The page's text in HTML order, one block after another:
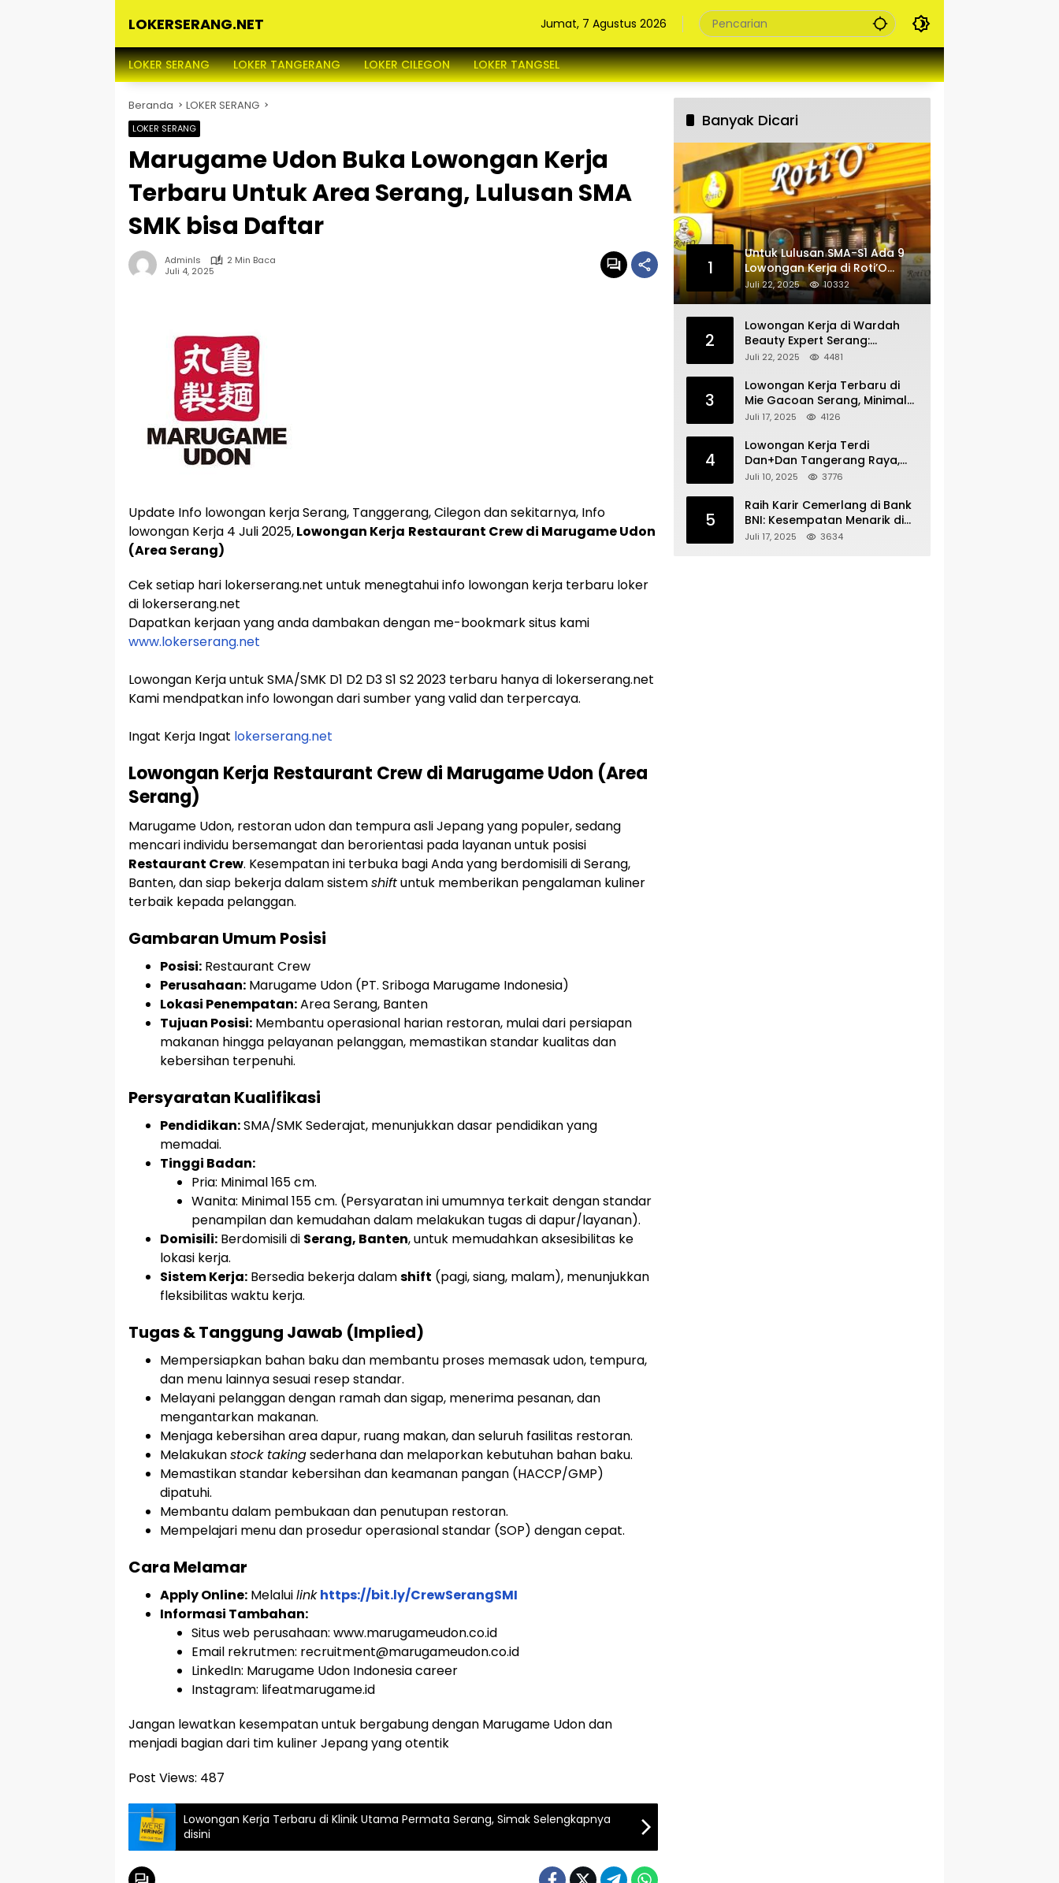
LOKERSERANG.NET
Lowongan
Kerja
dan
Sekitarnya
Jumat, 7 Agustus 2026
LOKER SERANG LOKER TANGERANG LOKER CILEGON LOKER TANGSEL
Beranda LOKER SERANG
LOKER SERANG
Marugame Udon Buka Lowongan Kerja
Terbaru Untuk Area Serang, Lulusan SMA
SMK bisa Daftar
Adminls
2 Min Baca
Juli 4, 2025
Update Info lowongan kerja Serang, Tanggerang, Cilegon dan sekitarnya, Info
lowongan Kerja 4 Juli 2025,Lowongan Kerja Restaurant Crew di Marugame Udon
(Area Serang)
Cek setiap hari lokerserang.net untuk menegtahui info lowongan kerja terbaru loker
di lokerserang.net
Dapatkan kerjaan yang anda dambakan dengan me-bookmark situs kami
www.lokerserang.net
Lowongan Kerja untuk SMA/SMK D1 D2 D3 S1 S2 2023 terbaru hanya di lokerserang.net
Kami mendpatkan info lowongan dari sumber yang valid dan terpercaya.
Ingat Kerja Ingat lokerserang.net
Lowongan Kerja Restaurant Crew di Marugame Udon (Area
Serang)
Marugame Udon, restoran udon dan tempura asli Jepang yang populer, sedang
mencari individu bersemangat dan berorientasi pada layanan untuk posisi
Restaurant Crew. Kesempatan ini terbuka bagi Anda yang berdomisili di Serang,
Banten, dan siap bekerja dalam sistemshiftuntuk memberikan pengalaman kuliner
terbaik kepada pelanggan.
Gambaran Umum Posisi
Posisi: Restaurant Crew
Perusahaan: Marugame Udon (PT. Sriboga Marugame Indonesia)
Lokasi Penempatan:Area Serang, Banten
Tujuan Posisi: Membantu operasional harian restoran, mulai dari persiapan
makanan hingga pelayanan pelanggan, memastikan standar kualitas dan
kebersihan terpenuhi.
Persyaratan Kualifikasi
Pendidikan:SMA/SMK Sederajat, menunjukkan dasar pendidikan yang
memadai.
Tinggi Badan:
Pria: Minimal 165 cm.
Wanita: Minimal 155 cm. (Persyaratan ini umumnya terkait dengan standar
penampilan dan kemudahan dalam melakukan tugas di dapur/layanan).
Domisili: Berdomisili di Serang, Banten, untuk memudahkan aksesibilitas ke
lokasi kerja.
Sistem Kerja: Bersedia bekerja dalamshift (pagi, siang, malam), menunjukkan
fleksibilitas waktu kerja.
Tugas & Tanggung Jawab (Implied)
Mempersiapkan bahan baku dan membantu proses memasak udon, tempura,
dan menu lainnya sesuai resep standar.
Melayani pelanggan dengan ramah dan sigap, menerima pesanan, dan
mengantarkan makanan.
Menjaga kebersihan area dapur, ruang makan, dan seluruh fasilitas restoran.
Melakukanstock takingsederhana dan melaporkan kebutuhan bahan baku.
Memastikan standar kebersihan dan keamanan pangan (HACCP/GMP)
dipatuhi.
Membantu dalam pembukaan dan penutupan restoran.
Mempelajari menu dan prosedur operasional standar (SOP) dengan cepat.
Cara Melamar
Apply Online: Melaluilink https://bit.ly/CrewSerangSMI
Informasi Tambahan:
Situs web perusahaan: www.marugameudon.co.id
Email rekrutmen: recruitment@marugameudon.co.id
LinkedIn: Marugame Udon Indonesia career
Instagram: lifeatmarugame.id
Jangan lewatkan kesempatan untuk bergabung dengan Marugame Udon dan
menjadi bagian dari tim kuliner Jepang yang otentik
Post Views: 487
Lowongan Kerja Terbaru di Klinik Utama Permata Serang, Simak Selengkapnya
disini
Banyak Dicari
1
Untuk Lulusan SMA-S1 Ada 9
Lowongan Kerja di Roti’O
Penempatan Jabar, Banten
dan Jakarta
Juli 22, 2025 10332
2
Lowongan Kerja di Wardah
Beauty Expert Serang:
Bergabunglah dengan Tim
Juli 22, 2025 4481
3
Lowongan Kerja Terbaru di
Mie Gacoan Serang, Minimal
Lulusan SMA SMK Sederajat
Juli 17, 2025 4126
4
Lowongan Kerja Terdi
Dan+Dan Tangerang Raya,
Minimal Lulusan SMA SMK
Juli 10, 2025 3776
5
Raih Karir Cemerlang di Bank
BNI: Kesempatan Menarik di
Serang!
Juli 17, 2025 3634